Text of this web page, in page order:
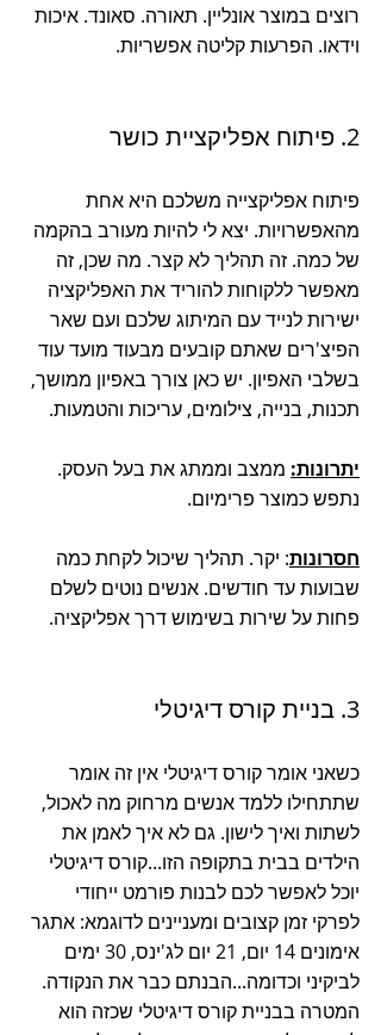
רוצים במוצר אונליין. תאורה. סאונד. איכות
וידאו. הפרעות קליטה אפשריות.
2. פיתוח אפליקציית כושר
פיתוח אפליקצייה משלכם היא אחת
מהאפשרויות. יצא לי להיות מעורב בהקמה
של כמה. זה תהליך לא קצר. מה שכן, זה
מאפשר ללקוחות להוריד את האפליקציה
ישירות לנייד עם המיתוג שלכם ועם שאר
הפיצ'רים שאתם קובעים מבעוד מועד עוד
בשלבי האפיון. יש כאן צורך באפיון ממושך,
תכנות, בנייה, צילומים, עריכות והטמעות.
יתרונות: ממצב וממתג את בעל העסק.
נתפש כמוצר פרימיום.
חסרונות: יקר. תהליך שיכול לקחת כמה
שבועות עד חודשים. אנשים נוטים לשלם
פחות על שירות בשימוש דרך אפליקציה.
3. בניית קורס דיגיטלי
כשאני אומר קורס דיגיטלי אין זה אומר
שתתחילו ללמד אנשים מרחוק מה לאכול,
לשתות ואיך לישון. גם לא איך לאמן את
הילדים בבית בתקופה הזו...קורס דיגיטלי
יוכל לאפשר לכם לבנות פורמט ייחודי
לפרקי זמן קצובים ומעניינים לדוגמא: אתגר
אימונים 14 יום, 21 יום לג'ינס, 30 ימים
לביקיני וכדומה...הבנתם כבר את הנקודה.
המטרה בבניית קורס דיגיטלי שכזה הוא